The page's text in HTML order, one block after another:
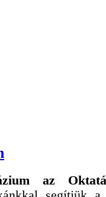
az